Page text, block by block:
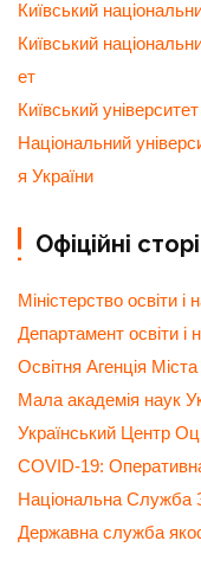
Київський
Київський
ет
Київський
Національний
я України
Офіційні
Міністерство освіти і
Департамент освіти і
Освітня Агенція
Мала академія наук
Український Центр
COVID-19:
Національна Служба
Державна служба